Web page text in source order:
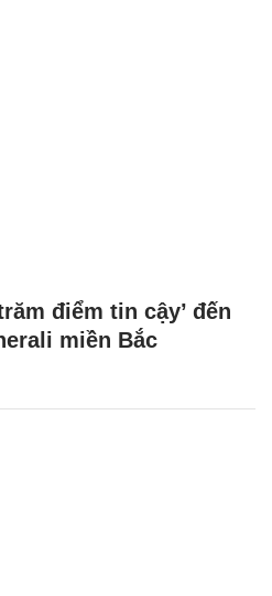
điểm tin cậy’ đến
miền Bắc